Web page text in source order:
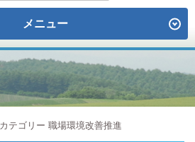
メニュー
カテゴリー 職場環境改善推進